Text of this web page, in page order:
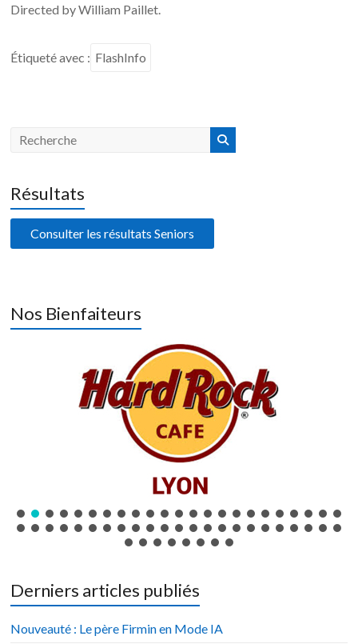
Directed by William Paillet.
Étiqueté avec : FlashInfo
Résultats
Consulter les résultats Seniors
Nos Bienfaiteurs
Derniers articles publiés
Nouveauté : Le père Firmin en Mode IA